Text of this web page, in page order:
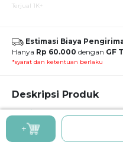
Terjual 1K+
Estimasi Biaya
Hanya Rp 60.000 dengan GF
*syarat dan ketentuan berlaku
Deskripsi Produk
Kursi Insperra Ragna dengan
tamu, ruang keluarga, ruang
mengikuti bentuk tubuh sehingga
+